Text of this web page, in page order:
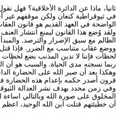
ثانيا، ماذا عن الدائرة الأخلاقية؟ فهل
في ثيوقراطية كنعان ولكن موقفهم غير
الواضحة في العهد القديم هو قانون
ولقد وُضع هذا القانون ليمنع انتشار
الظالم مع سبق الإصرار والترصد.
ووضع عقاب متناسب مع الضرر. فإذا
لحظات فإننا لا ندين المذنب بضع
ربما نسجنه مدى الحياة. والسبب هو أن
وهكذا بعد أن صبر الله على الحضارة
قرون أصدر حكمه بإعدام هذه
وفي زمن محدد بهدف نشر العدالة
المخلوق على صورة الله وبالتالي اساءة
أن خطيئتهم قتلت ابن الله الوحيد،